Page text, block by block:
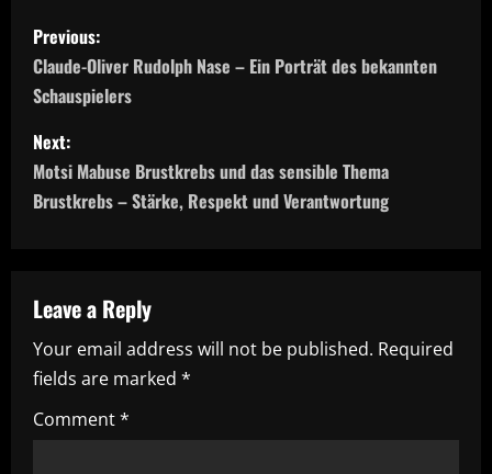
P
o
s
t
n
v
i
g
a
Previous:
Claude-Oliver Rudolph Nase – Ein Porträt des bekannten
Schauspielers
Next:
Motsi Mabuse Brustkrebs und das sensible Thema
Brustkrebs – Stärke, Respekt und Verantwortung
Leave a Reply
Your email address will not be published. Required
fields are marked *
Comment*